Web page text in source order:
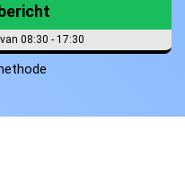
08:30 - 17:30